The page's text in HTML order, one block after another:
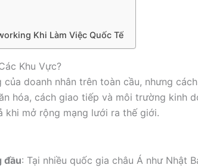
Khi Làm Việc Quốc Tế
Khu Vực?
của doanh nhân trên toàn cầu, nhưng
hóa, cách giao tiếp và môi trường kinh
khi mở rộng mạng lưới ra thế giới.
đầu: Tại nhiều quốc gia châu Á như Nhật